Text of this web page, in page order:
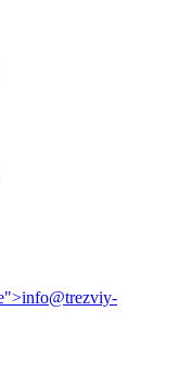
info@trezviy-